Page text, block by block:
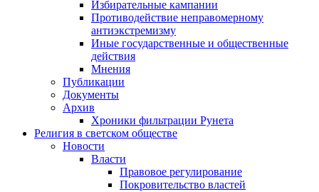
Избирательные кампании
Противодействие неправомерному
антиэкстремизму
Иные государственные и общественные
действия
Мнения
Публикации
Документы
Архив
Хроники фильтрации Рунета
Религия в светском обществе
Новости
Власти
Правовое регулирование
Покровительство властей